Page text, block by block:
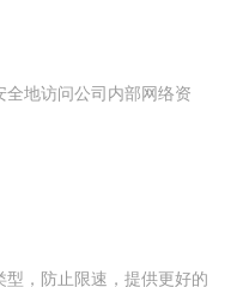
地访问公司内部网络资
，防止限速，提供更好的